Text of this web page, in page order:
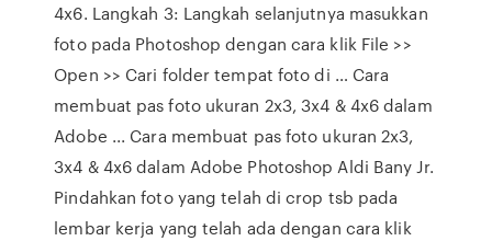
4x6. Langkah 3: Langkah selanjutnya masukkan
foto pada Photoshop dengan cara klik File >>
Open >> Cari folder tempat foto di … Cara
membuat pas foto ukuran 2x3, 3x4 & 4x6 dalam
Adobe ... Cara membuat pas foto ukuran 2x3,
3x4 & 4x6 dalam Adobe Photoshop Aldi Bany Jr.
Pindahkan foto yang telah di crop tsb pada
lembar kerja yang telah ada dengan cara klik